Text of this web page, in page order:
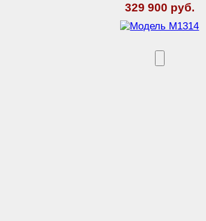
329 900 руб.